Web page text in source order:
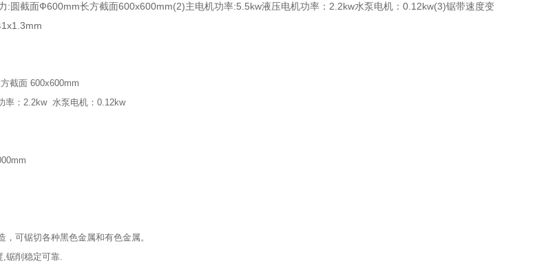
:圆截面Ф600mm长方截面600x600mm(2)主电机功率:5.5kw液压电机功率：2.2kw水泵电机：0.12kw(3)锯带速度变
截面 600x600mm
率：2.2kw 水泵电机：0.12kw
可锯切各种黑色金属和有色金属。
,锯削稳定可靠.